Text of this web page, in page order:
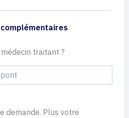
traitant ?
demande. Plus votre